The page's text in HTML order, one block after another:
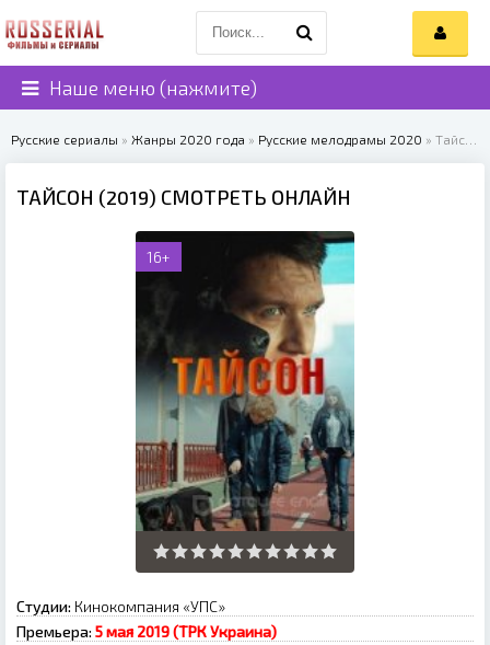
Наше меню (нажмите)
Русские сериалы » Жанры 2020 года » Русские мелодрамы 2020 » Тайсон (2019)
ТАЙСОН (2019) СМОТРЕТЬ ОНЛАЙН
16+
Студии: Кинокомпания «УПС»
Премьера: 5 мая 2019 (ТРК Украина)